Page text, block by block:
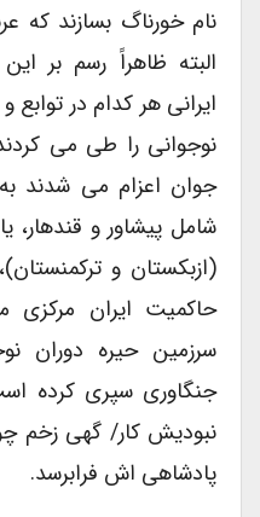
نام خورناگ بسازند که
البته ظاهراً رسم بر
ایرانی هر کدام در توابع
نوجوانی را طی می
جوان اعزام می شدند
شامل پیشاور و قندهار، یا
(ازبکستان و
حاکمیت ایران مرکزی
سرزمین حیره دوران
جنگاوری سپری کرده
نبودیش کار/ گهی زخم
پادشاهی اش فرابرسد.